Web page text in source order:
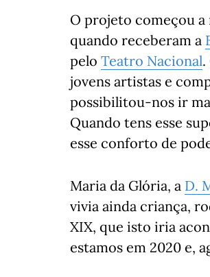
O projeto começou a
quando receberam a
pelo Teatro Nacional.
jovens artistas e
possibilitou-nos ir
Quando tens esse
esse conforto de
Maria da Glória, a D.
vivia ainda criança,
XIX, que isto iria
estamos em 2020 e,